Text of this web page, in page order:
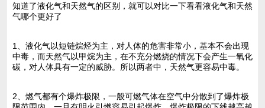
知道了液化气和天然气的区别，就可以对比一下看看液化气和天然
气哪个更好了
1、液化气以短链烷烃为主，对人体的危害非常小，基本不会出现
中毒，而天然气以甲烷为主，在不充分燃烧的情况下会产生一氧化
碳，对人体具有一定的威胁。所以两者中，天然气更容易中毒。
2、燃气都有个爆炸极限，一般可燃气体在空气中分散到了爆炸极